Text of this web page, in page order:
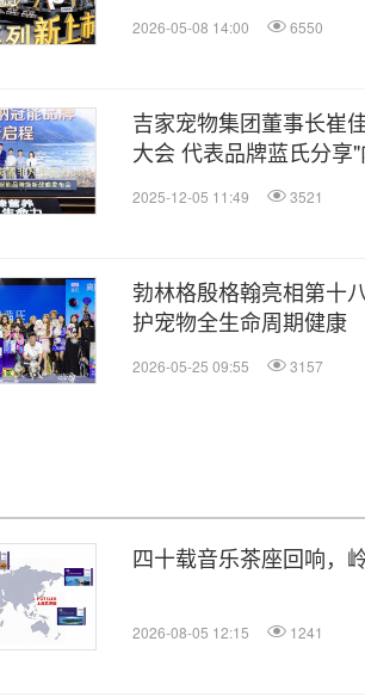
2026-05-08 14:00 6550
吉家宠物集团董事长崔
大会 代表品牌蓝氏分享
2025-12-05 11:49 3521
勃林格殷格翰亮相第十
护宠物全生命周期健康
2026-05-25 09:55 3157
四十载音乐茶座回响，
2026-08-05 12:15 1241